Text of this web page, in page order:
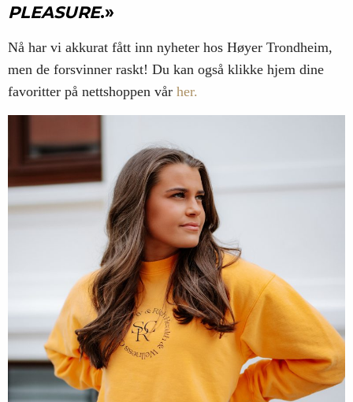
PLEASURE.»
Nå har vi akkurat fått inn nyheter hos Høyer Trondheim,
men de forsvinner raskt! Du kan også klikke hjem dine
favoritter på nettshoppen vår her.